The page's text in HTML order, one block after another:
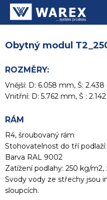
Obytný modul
ROZMĚRY:
Vnější: D: 6.058 mm, Š:
Vnitřní: D: 5.762 mm, Š :
RÁM
R4, šroubovaný rám
Stohovatelnost do tří
Barva RAL 9002
Zatížení podlahy: 250 kg/
Svody vody ze střechy jsou
sloupcích.